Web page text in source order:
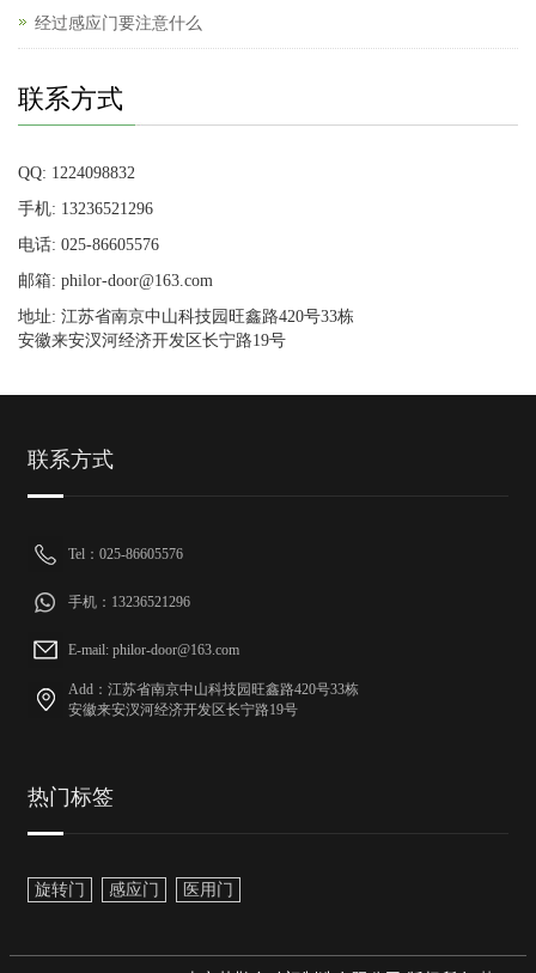
经过感应门要注意什么
联系方式
QQ: 1224098832
手机: 13236521296
电话: 025-86605576
邮箱: philor-door@163.com
地址: 江苏省南京中山科技园旺鑫路420号33栋
安徽来安汊河经济开发区长宁路19号
联系方式
Tel：025-86605576
手机：13236521296
E-mail: philor-door@163.com
Add：江苏省南京中山科技园旺鑫路420号33栋
安徽来安汊河经济开发区长宁路19号
热门标签
旋转门 感应门 医用门